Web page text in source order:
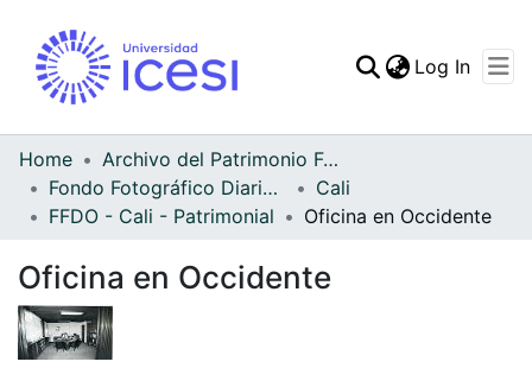
Statistics
Log In
Home
Archivo del Patrimonio Fotográfico y Fílmico del Valle del Cauca
Fondo Fotográfico Diario Occidente
Cali
FFDO - Cali - Patrimonial
Oficina en Occidente
Oficina en Occidente